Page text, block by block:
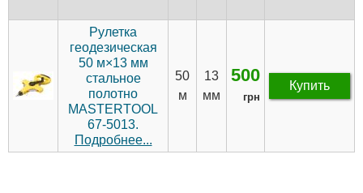
Рулетка
геодезическая
50 м×13 мм
стальное
полотно
MASTERTOOL
67-5013.
Подробнее...
50
м
13
мм
500
грн
Купить